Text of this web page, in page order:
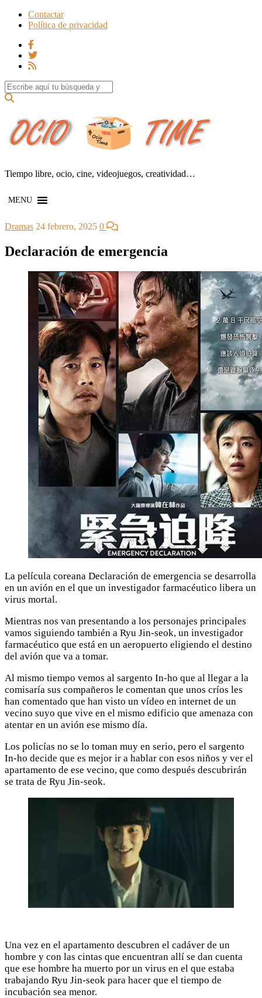
Contactar
Política de privacidad
Search for:
Tiempo libre, ocio, cine, videojuegos, creatividad…
MENU
Dramas 24 febrero, 2025 0
Declaración de emergencia
La película coreana Declaración de emergencia se desarrolla
en un avión en el que un investigador farmacéutico libera un
virus mortal.
Mientras nos van presentando a los personajes principales
vamos siguiendo también a Ryu Jin-seok, un investigador
farmacéutico que está en un aeropuerto eligiendo el destino
del avión que va a tomar.
Al mismo tiempo vemos al sargento In-ho que al llegar a la
comisaría sus compañeros le comentan que unos críos les
han comentado que han visto un vídeo en internet de un
vecino suyo que vive en el mismo edificio que amenaza con
atentar en un avión ese mismo día.
Los policías no se lo toman muy en serio, pero el sargento
In-ho decide que es mejor ir a hablar con esos niños y ver el
apartamento de ese vecino, que como después descubrirán
se trata de Ryu Jin-seok.
Una vez en el apartamento descubren el cadáver de un
hombre y con las cintas que encuentran allí se dan cuenta
que ese hombre ha muerto por un virus en el que estaba
trabajando Ryu Jin-seok para hacer que el tiempo de
incubación sea menor.